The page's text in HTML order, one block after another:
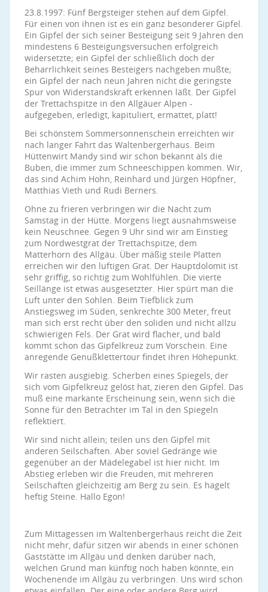
23.8.1997: Fünf Bergsteiger stehen auf dem Gipfel.
Für einen von ihnen ist es ein ganz besonderer Gipfel.
Ein Gipfel der sich seiner Besteigung seit 9 Jahren den
mindestens 6 Besteigungsversuchen erfolgreich
widersetzte; ein Gipfel der schließlich doch der
Beharrlichkeit seines Besteigers nachgeben mußte;
ein Gipfel der nach neun Jahren nicht die geringste
Spur von Widerstandskraft erkennen läßt. Der Gipfel
der Trettachspitze in den Allgäuer Alpen -
aufgegeben, erledigt, kapituliert, ermattet, platt!
Bei schönstem Sommersonnenschein erreichten wir
nach langer Fahrt das Waltenbergerhaus. Beim
Hüttenwirt Mandy sind wir schon bekannt als die
Buben, die immer zum Schneeschippen kommen. Wir,
das sind Achim Hohn, Reinhard und Jürgen Höpfner,
Matthias Vieth und Rudi Berners.
Ohne zu frieren verbringen wir die Nacht zum
Samstag in der Hütte. Morgens liegt ausnahmsweise
kein Neuschnee. Gegen 9 Uhr sind wir am Einstieg
zum Nordwestgrat der Trettachspitze, dem
Matterhorn des Allgäu. Über mäßig steile Platten
erreichen wir den luftigen Grat. Der Hauptdolomit ist
sehr griffig, so richtig zum Wohlfühlen. Die vierte
Seillänge ist etwas ausgesetzter. Hier spürt man die
Luft unter den Sohlen. Beim Tiefblick zum
Anstiegsweg im Süden, senkrechte 300 Meter, freut
man sich erst recht über den soliden und nicht allzu
schwierigen Fels. Der Grat wird flacher, und bald
kommt schon das Gipfelkreuz zum Vorschein. Eine
anregende Genußklettertour findet ihren Höhepunkt.
Wir rasten ausgiebig. Scherben eines Spiegels, der
sich vom Gipfelkreuz gelöst hat, zieren den Gipfel. Das
muß eine markante Erscheinung sein, wenn sich die
Sonne für den Betrachter im Tal in den Spiegeln
reflektiert.
Wir sind nicht allein; teilen uns den Gipfel mit
anderen Seilschaften. Aber soviel Gedränge wie
gegenüber an der Mädelegabel ist hier nicht. Im
Abstieg erleben wir die Freuden, mit mehreren
Seilschaften gleichzeitig am Berg zu sein. Es hagelt
heftig Steine. Hallo Egon!
Zum Mittagessen im Waltenbergerhaus reicht die Zeit
nicht mehr, dafür sitzen wir abends in einer schönen
Gaststätte im Allgäu und denken darüber nach,
welchen Grund man künftig noch haben könnte, ein
Wochenende im Allgäu zu verbringen. Uns wird schon